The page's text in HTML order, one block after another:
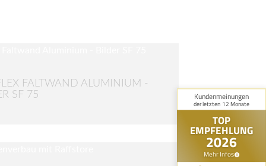
FALTWAND ALUMINIUM -
SF 75